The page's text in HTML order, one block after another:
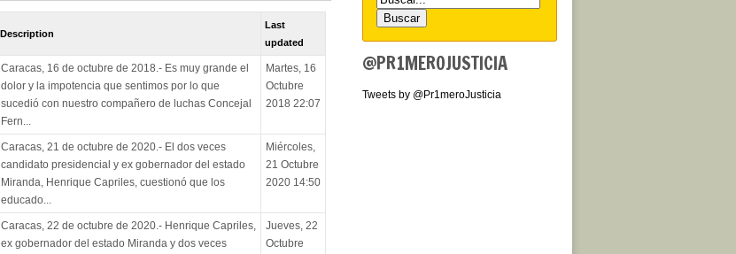
Description
Last
updated
Caracas, 16 de octubre de 2018.- Es muy grande el
dolor y la impotencia que sentimos por lo que
sucedió con nuestro compañero de luchas Concejal
Fern...
Martes, 16
Octubre
2018 22:07
Caracas, 21 de octubre de 2020.- El dos veces
candidato presidencial y ex gobernador del estado
Miranda, Henrique Capriles, cuestionó que los
educado...
Miércoles,
21 Octubre
2020 14:50
Caracas, 22 de octubre de 2020.- Henrique Capriles,
ex gobernador del estado Miranda y dos veces
Jueves, 22
Octubre
@PR1MEROJUSTICIA
Tweets by @Pr1meroJusticia